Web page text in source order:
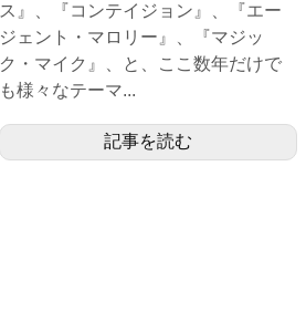
ス』、『コンテイジョン』、『エー
ジェント・マロリー』、『マジッ
ク・マイク』、と、ここ数年だけで
も様々なテーマ...
記事を読む